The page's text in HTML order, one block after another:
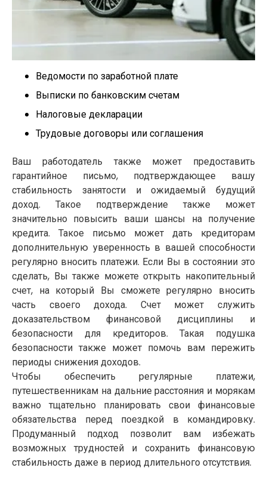
Ведомости по заработной плате
Выписки по банковским счетам
Налоговые декларации
Трудовые договоры или соглашения
Ваш работодатель также может предоставить
гарантийное письмо, подтверждающее вашу
стабильность занятости и ожидаемый будущий
доход. Такое подтверждение также может
значительно повысить ваши шансы на получение
кредита. Такое письмо может дать кредиторам
дополнительную уверенность в вашей способности
регулярно вносить платежи. Если Вы в состоянии это
сделать, Вы также можете открыть накопительный
счет, на который Вы сможете регулярно вносить
часть своего дохода. Счет может служить
доказательством финансовой дисциплины и
безопасности для кредиторов. Такая подушка
безопасности также может помочь вам пережить
периоды снижения доходов.
Чтобы обеспечить регулярные платежи,
путешественникам на дальние расстояния и морякам
важно тщательно планировать свои финансовые
обязательства перед поездкой в ​​командировку.
Продуманный подход позволит вам избежать
возможных трудностей и сохранить финансовую
стабильность даже в период длительного отсутствия.